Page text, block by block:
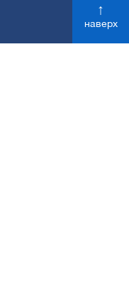
↑
наверх